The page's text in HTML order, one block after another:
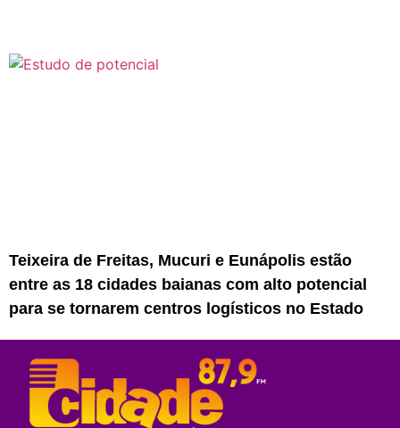
Teixeira de Freitas, Mucuri e Eunápolis estão
entre as 18 cidades baianas com alto potencial
para se tornarem centros logísticos no Estado